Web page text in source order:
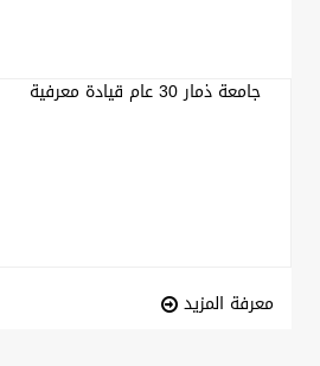
جامعة ذمار 30 عام قيادة معرفية
معرفة المزيد